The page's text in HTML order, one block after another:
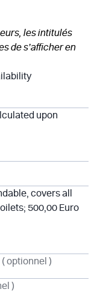
les intitulés
de s’afficher en
upon
covers all
500,00 Euro
( optionnel )
)